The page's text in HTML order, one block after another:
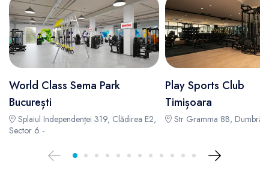
World Class Sema Park
București
Splaiul Independenței 319, Clădirea E2,
Sector 6 -
Play Sports Club
Timișoara
Str Gramma 8B,